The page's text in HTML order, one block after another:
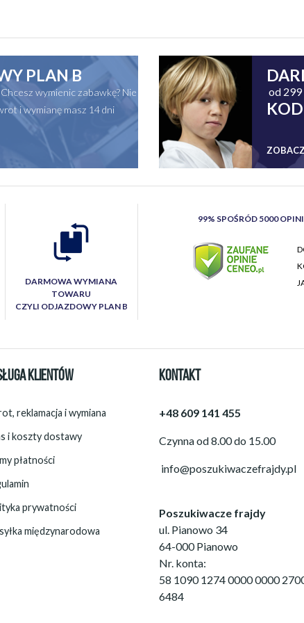
PLAN B
Chcesz wymienic zabawkę? Nie
i wymianę masz 14 dni
od 299
DARMOWA WYMIANA
TOWARU
CZYLI ODJAZDOWY PLAN B
99% SPOŚRÓD 5000
KLIENTÓW
reklamacja i wymiana
i koszty dostawy
płatności
prywatności
międzynarodowa
KONTAKT
+48 609 141 455
Czynna od 8.00 do 15.00
info@poszukiwaczefrajdy.pl
Poszukiwacze frajdy
ul. Pianowo 34
64-000 Pianowo
Nr. konta:
58 1090 1274 0000 0000
6484